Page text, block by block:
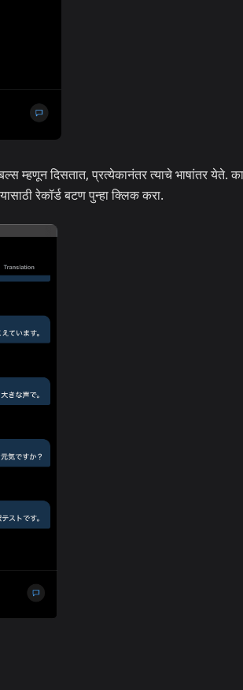
म्हणून दिसतात, प्रत्येकानंतर त्याचे भाषांतर येते.
रेकॉर्ड बटण पुन्हा क्लिक करा.